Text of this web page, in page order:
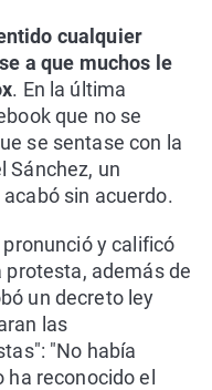
cualquier
a que muchos le
. En la última
que no se
se sentase con la
Sánchez, un
sin acuerdo.
y calificó
protesta, además de
un decreto ley
las
"No había
reconocido el